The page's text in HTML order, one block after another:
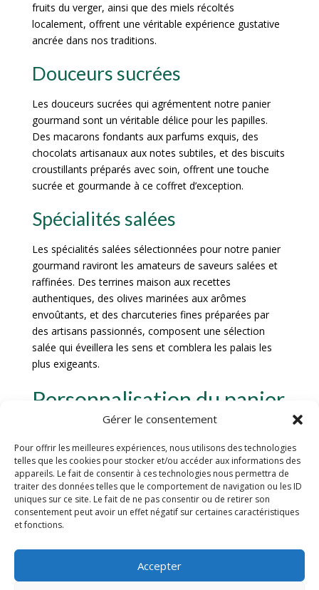
Gérer le consentement
Pour offrir les meilleures expériences, nous utilisons des technologies
telles que les cookies pour stocker et/ou accéder aux informations des
appareils. Le fait de consentir à ces technologies nous permettra de
traiter des données telles que le comportement de navigation ou les ID
uniques sur ce site. Le fait de ne pas consentir ou de retirer son
consentement peut avoir un effet négatif sur certaines caractéristiques
et fonctions.
Accepter
fruits du verger, ainsi que des miels récoltés
localement, offrent une véritable expérience gustative
ancrée dans nos traditions.
Douceurs sucrées
Les douceurs sucrées qui agrémentent notre panier
gourmand sont un véritable délice pour les papilles.
Des macarons fondants aux parfums exquis, des
chocolats artisanaux aux notes subtiles, et des biscuits
croustillants préparés avec soin, offrent une touche
sucrée et gourmande à ce coffret d’exception.
Spécialités salées
Les spécialités salées sélectionnées pour notre panier
gourmand raviront les amateurs de saveurs salées et
raffinées. Des terrines maison aux recettes
authentiques, des olives marinées aux arômes
envoûtants, et des charcuteries fines préparées par
des artisans passionnés, composent une sélection
salée qui éveillera les sens et comblera les palais les
plus exigeants.
Personnalisation du panier
Ajout d’une bouteille de vin
Lorsque vous souhaitez personnaliser votre panier
gourmand, l’ajout d’une bouteille de vin peut être une
excellente option pour compléter l’expérience
gastronomique. Optez pour un vin rouge corsé pour
pour sublimer des produits de la mer. La sélection
d’une bouteille de vin de qualité ajoutera une touche
d’élégance et de raffinement à votre panier.